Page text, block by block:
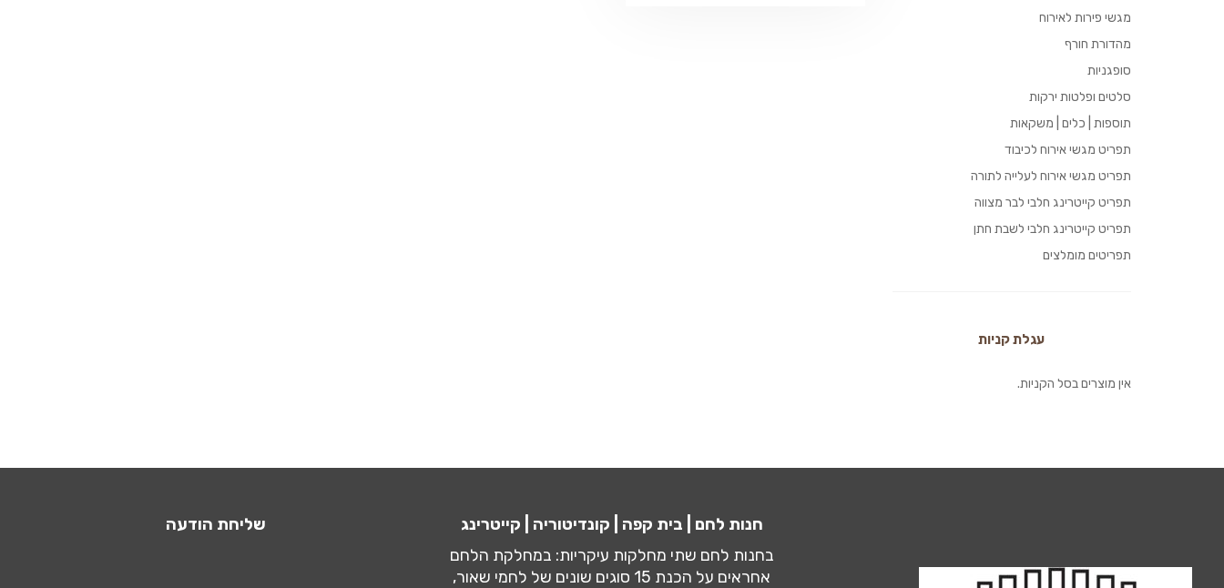
מגשי פירות לאירוח
מהדורת חורף
סופגניות
סלטים ופלטות ירקות
תוספות | כלים | משקאות
תפריט מגשי אירוח לכיבוד
תפריט מגשי אירוח לעלייה לתורה
תפריט קייטרינג חלבי לבר מצווה
תפריט קייטרינג חלבי לשבת חתן
תפריטים מומלצים
עגלת קניות
אין מוצרים בסל הקניות.
שליחת הודעה
חנות לחם | בית קפה | קונדיטוריה | קייטרינג
בחנות לחם שתי מחלקות עיקריות: במחלקת הלחם
אחראים על הכנת 15 סוגים שונים של לחמי שאור,